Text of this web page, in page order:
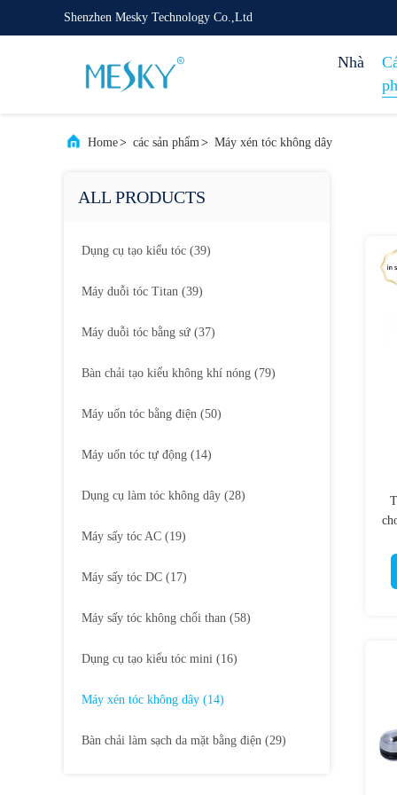
Shenzhen Mesky Technology Co.,Ltd
Nhà
Home> các sản phẩm> Máy xén tóc không dây
ALL PRODUCTS
Dụng cụ tạo kiểu tóc (39)
Máy duỗi tóc Titan (39)
Máy duỗi tóc bằng sứ (37)
Bàn chải tạo kiểu không khí nóng (79)
Máy uốn tóc bằng điện (50)
Máy uốn tóc tự động (14)
Dụng cụ làm tóc không dây (28)
Máy sấy tóc AC (19)
Máy sấy tóc DC (17)
Máy sấy tóc không chổi than (58)
Dụng cụ tạo kiểu tóc mini (16)
Máy xén tóc không dây (14)
Bàn chải làm sạch da mặt bằng điện (29)